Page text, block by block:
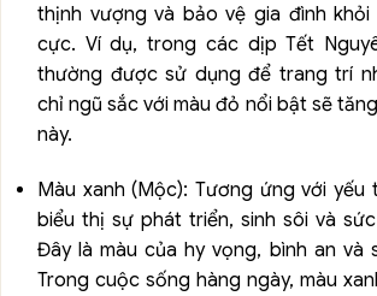
thịnh vượng và bảo vệ gia đình khỏi
cực. Ví dụ, trong các dịp Tết
thường được sử dụng để trang trí
chỉ ngũ sắc với màu đỏ nổi bật sẽ
này.
Màu xanh (Mộc): Tương ứng với yếu
biểu thị sự phát triển, sinh sôi và
Đây là màu của hy vọng, bình an và
Trong cuộc sống hàng ngày, màu